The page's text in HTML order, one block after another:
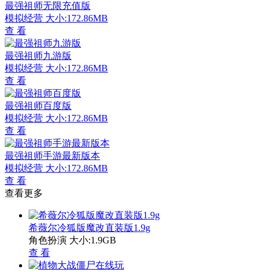
最强祖师无限充值版
模拟经营 大小:172.86MB
查 看
最强祖师九游版
模拟经营 大小:172.86MB
查 看
最强祖师百度版
模拟经营 大小:172.86MB
查 看
最强祖师手游最新版本
模拟经营 大小:172.86MB
查 看
查看更多
希薇尔冷狐版魔改直装版1.9g
角色扮演 大小:1.9GB
查 看